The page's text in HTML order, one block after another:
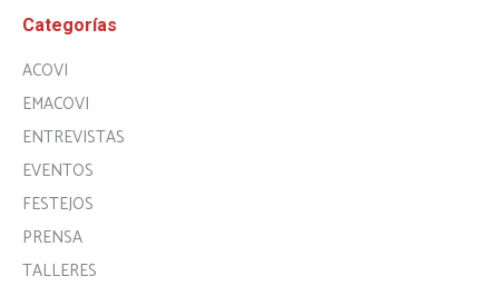
Categorías
ACOVI
EMACOVI
ENTREVISTAS
EVENTOS
FESTEJOS
PRENSA
TALLERES